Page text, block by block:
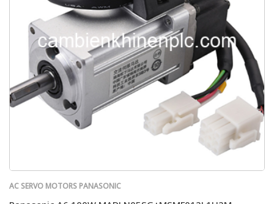
AC SERVO MOTORS PANASONIC